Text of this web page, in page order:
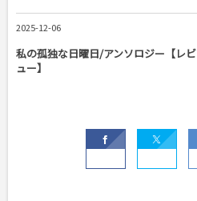
2025-12-06
私の孤独な日曜日/アンソロジー【レビ
ュー】